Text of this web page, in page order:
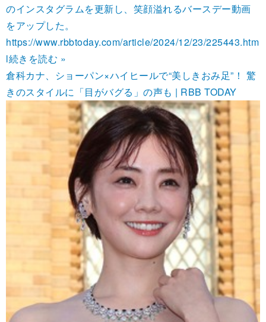
のインスタグラムを更新し、笑顔溢れるバースデー動画
をアップした。
https://www.rbbtoday.com/article/2024/12/23/225443.htm
l続きを読む »
倉科カナ、ショーパン×ハイヒールで“美しきおみ足”！ 驚
きのスタイルに「目がバグる」の声も | RBB TODAY